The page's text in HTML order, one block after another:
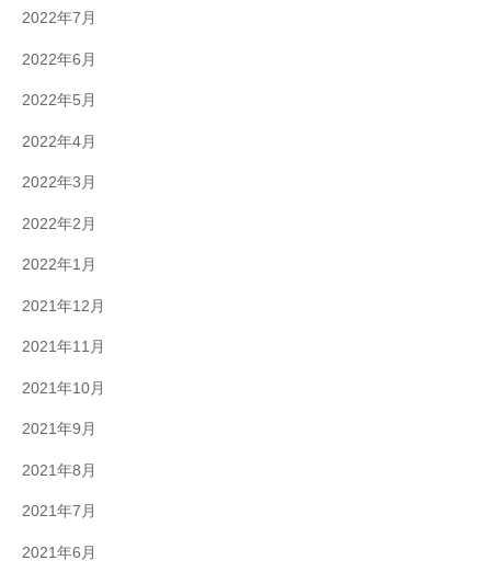
2022年7月
2022年6月
2022年5月
2022年4月
2022年3月
2022年2月
2022年1月
2021年12月
2021年11月
2021年10月
2021年9月
2021年8月
2021年7月
2021年6月